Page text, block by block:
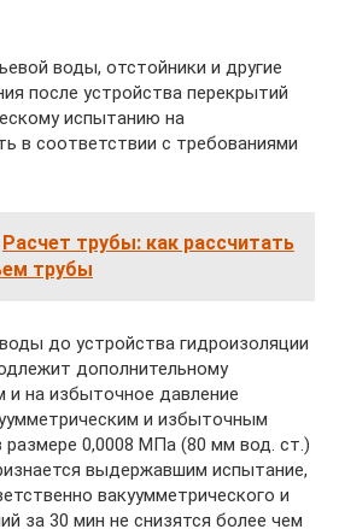
воды, отстойники и другие
после устройства перекрытий
испытанию на
в соответствии с требованиями
Расчет трубы: как рассчитать
трубы
до устройства гидроизоляции
дополнительному
и на избыточное давление
и избыточным
размере 0,0008 МПа (80 мм вод. ст.)
выдержавшим испытание,
вакуумметрического и
за 30 мин не снизятся более чем